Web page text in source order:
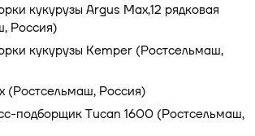
кукурузы Argus Max,12 рядковая
Россия)
кукурузы Kemper (Ростсельмаш,
Россия)
подборщик Tucan 1600 (Ростсельмаш,